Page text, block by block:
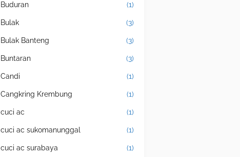
Buduran (1)
Bulak (3)
Bulak Banteng (3)
Buntaran (3)
Candi (1)
Cangkring Krembung (1)
cuci ac (1)
cuci ac sukomanunggal (1)
cuci ac surabaya (1)